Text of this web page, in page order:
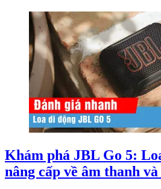
Khám phá JBL Go 5:
nâng cấp về âm thanh